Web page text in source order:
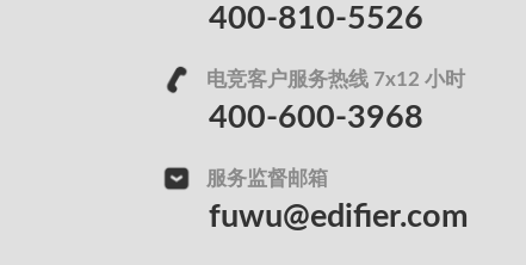
400-810-5526
电竞客户服务热线 7x12 小时
400-600-3968
服务监督邮箱
fuwu@edifier.com